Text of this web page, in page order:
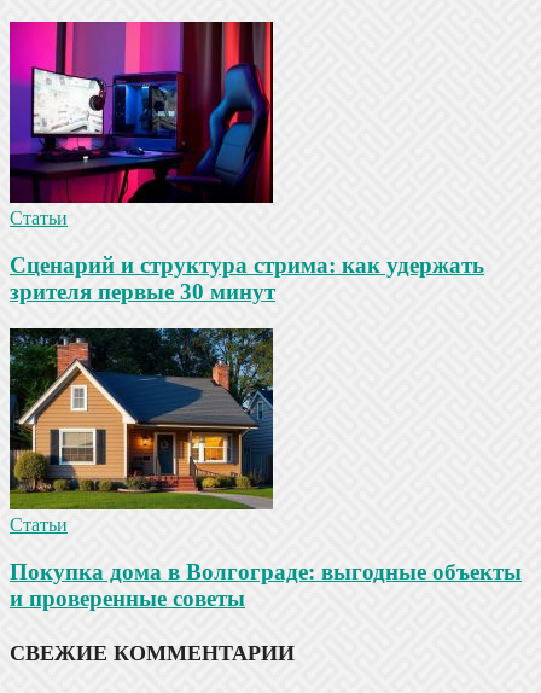
Статьи
Сценарий и структура стрима: как удержать
зрителя первые 30 минут
Статьи
Покупка дома в Волгограде: выгодные объекты
и проверенные советы
СВЕЖИЕ КОММЕНТАРИИ